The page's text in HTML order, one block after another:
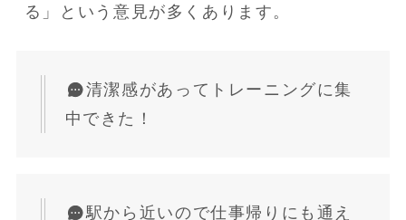
る」という意見が多くあります。
清潔感があってトレーニングに集
中できた！
駅から近いので仕事帰りにも通え